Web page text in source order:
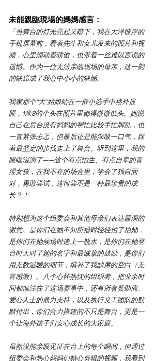
未能親臨現場的媽媽感言：
「当舞台的灯光亮起又暗下，我在大洋彼岸的
手机屏幕前，看着先生和女儿发来的照片和视
频，心里涌动着骄傲，也带着一丝难以言说的
遗憾。作为一位无法亲临现场的母亲，这一刻
的缺席成了我心中小小的缺憾。
我家那个“大”姑娘站在一群小选手中格外显
眼，1米8的个头在照片里都得微微低头。她说
自己在后台没有妈妈的帮忙比较手忙脚乱，也
一直紧张忐忑，但最后还是能深吸一口气，踩
着最坚定的步伐走上了舞台。听到这里，我的
眼眶湿润了——这个有点怕生、有点自卑的青
涩女孩，在我不在的场合里，学会了独自面
对，勇敢尝试，这何尝不是一种最珍贵的成
长？！
特别想为这个组委会和其他母亲们表达最深的
谢意。是你们在她不知所措时轻轻拍了拍她，
是你们在她候场时递上一瓶水，是你们在她登
台时大叫了她的名字和最诚挚的鼓励，是你们
用无数温暖的细节，填补了我缺席的空白（无
言感激）。八个心怀热忱的组织者，把业余时
间都倾注在了这场赛事中，还有所有赞助商、
爱心人士的鼎力支持，以及执行义工团队的默
默付出，你们合力搭建的不只是舞台，更是一
个让海外孩子们安心成长的大家庭。
虽然没能亲眼见证在台上的每个瞬间，但通过
组委会和热心妈妈们精心剪辑的视频，我看到